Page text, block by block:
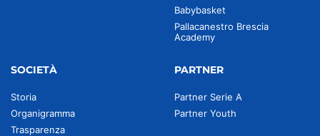
Babybasket
Pallacanestro Brescia
Academy
SOCIETÀ
Storia
Organigramma
Trasparenza
PARTNER
Partner Serie A
Partner Youth